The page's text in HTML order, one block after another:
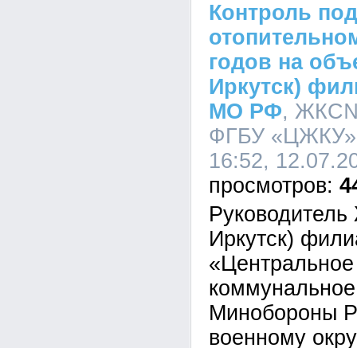
Контроль
годов на
Иркутск)
МО РФ,
ФГБУ
16:52,
Иркутск)
Минобороны
военному